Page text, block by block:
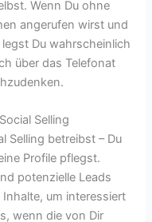
Wenn Du ohne
angerufen wirst und
Du wahrscheinlich
über das Telefonat
Selling
Selling betreibst – Du
Profile pflegst.
potenzielle Leads
um interessiert
wenn die von Dir